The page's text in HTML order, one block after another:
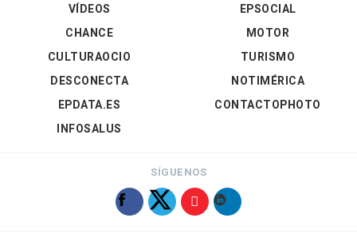
VÍDEOS
EPSOCIAL
CHANCE
CULTURAOCIO
DESCONECTA
EPDATA.ES
INFOSALUS
MOTOR
TURISMO
NOTIMÉRICA
CONTACTOPHOTO
SÍGUENOS